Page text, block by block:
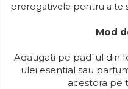
prerogativele pentru a te
Mod
Adaugati pe pad-ul din
ulei esential sau
acestora pe